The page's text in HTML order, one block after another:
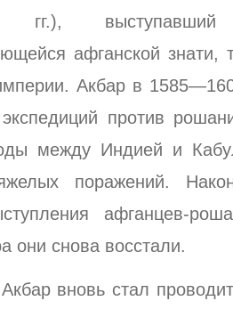
гг.),
афганской знати,
Акбар в
против
между Индией и
поражений.
афганцев-
они снова восстали.
вновь стал